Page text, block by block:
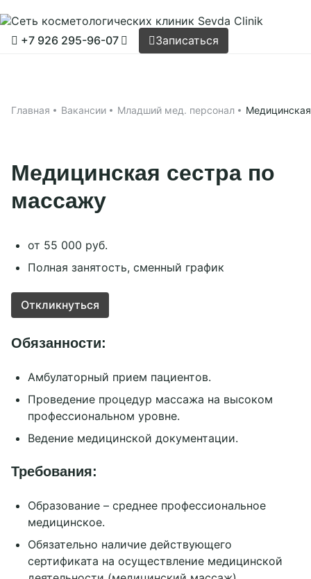
+7 926 295-96-07 Записаться
Записаться
Услуги
Инъекционная косметология
Эстетическая косметология
Массажи
Консультация специалистов
Клиники
О нас
Вакансии
Отзывы
г. Москва, м. Маяковская
г. Санкт-Петербург
До/после
Контакты
+7 926 295-96-07
sevdaclinik@yandex.ru
Telegram chat
WhatsApp
Социальные сети
Главная Вакансии Младший мед. персонал
Медицинская сестра по
массажу
от 55 000 руб.
Полная занятость, сменный график
Откликнуться
Обязанности:
Амбулаторный прием пациентов.
Проведение процедур массажа на высоком
профессиональном уровне.
Ведение медицинской документации.
Требования:
Образование – среднее профессиональное
медицинское.
Обязательно наличие действующего
сертификата на осуществление медицинской
Применить